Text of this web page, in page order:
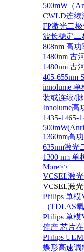
500mW（
CWLD连续
FP激光二极
波长稳定二
808nm 高
1480nm 古
1480nm 古
405-655nm
innolume 单
装或连续/
Innolume高
1435-1465-
1360nm高
635nm激光
1300 nm 单
More>>
VCSEL激
VCSEL激
Philips 单模
（TDLAS
Philips 单模
停产 芯片
Philips
蝶形高速调